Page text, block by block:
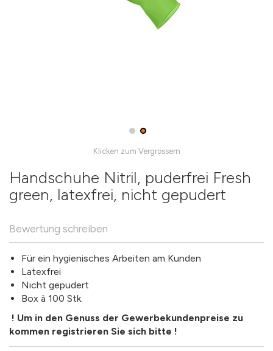
the
beginning
of
images
Handschuhe Nitril, puderfrei Fresh
green, latexfrei, nicht gepudert
Bewertung schreiben
Für ein hygienisches Arbeiten am Kunden
Latexfrei
Nicht gepudert
Box à 100 Stk.
! Um in den Genuss der Gewerbekundenpreise zu
kommen registrieren Sie sich bitte !